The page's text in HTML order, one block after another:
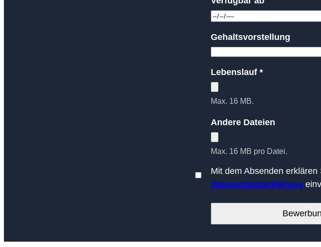
Gehaltsvorstellung
Lebenslauf *
Max. 16 MB.
Andere Dateien
Max. 16 MB pro Datei.
Mit dem Absenden erklären
Datenschutzerklärung